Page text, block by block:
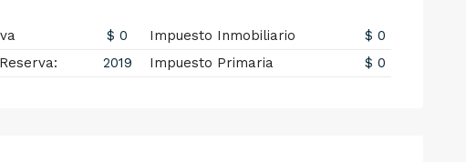
2019
Impuesto Inmobiliario
$ 0
Impuesto Primaria
$ 0